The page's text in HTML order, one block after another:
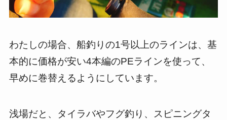
わたしの場合、船釣りの1号以上のラインは、基
本的に価格が安い4本編のPEラインを使って、
早めに巻替えるようにしています。
浅場だと、タイラバやフグ釣り、スピニングタ